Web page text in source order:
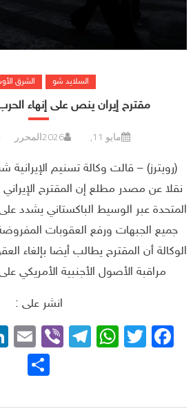
السلايد شو الشرق
مقترح إيران ينص على إنهاء
مايو 11, 2026 المحرر
(رويترز) – قالت وكالة تسنيم الإيرانية
‌نقلا عن مصدر مطلع إن المقترح
المتحدة عبر الوسيط الباكستاني يشدد
جميع الجبهات ورفع العقوبات
الوكالة أن المقترح يطالب أيضا بإلغاء
مراقبة الأصول الأجنبية الأمريكي
انشر على :
Facebook
Twitter